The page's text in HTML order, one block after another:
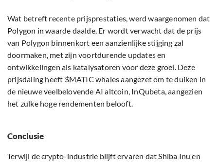
Wat betreft recente prijsprestaties, werd waargenomen dat
Polygon in waarde daalde. Er wordt verwacht dat de prijs
van Polygon binnenkort een aanzienlijke stijging zal
doormaken, met zijn voortdurende updates en
ontwikkelingen als katalysatoren voor deze groei. Deze
prijsdaling heeft $MATIC whales aangezet om te duiken in
de nieuwe veelbelovende AI altcoin, InQubeta, aangezien
het zulke hoge rendementen belooft.
Conclusie
Terwijl de crypto-industrie blijft ervaren dat Shiba Inu en